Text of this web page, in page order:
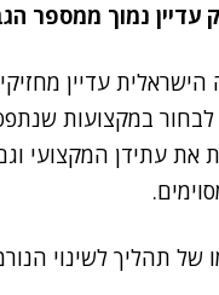
נמוך ממספר
עדיין
לבחור במקצועות
את עתידן המקצועי
של תהליך לשינוי